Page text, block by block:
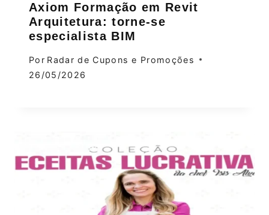
Axiom Formação em Revit
Arquitetura: torne‑se
especialista BIM
Por Radar de Cupons e Promoções
26/05/2026